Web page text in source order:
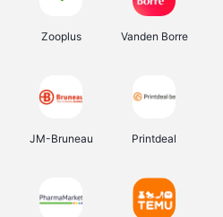
Zooplus Vanden Borre
JM-Bruneau Printdeal